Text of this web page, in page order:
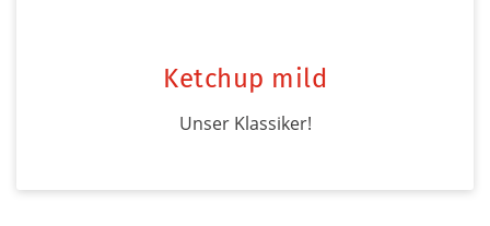
Ketchup mild
Unser Klassiker!